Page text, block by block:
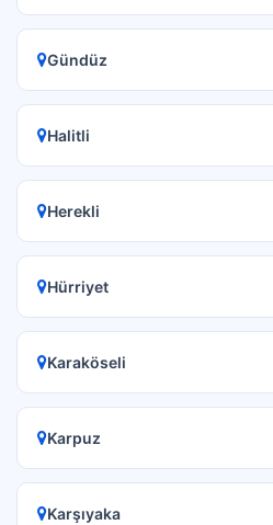
Gündüz
Halitli
Herekli
Hürriyet
Karaköseli
Karpuz
Karşıyaka